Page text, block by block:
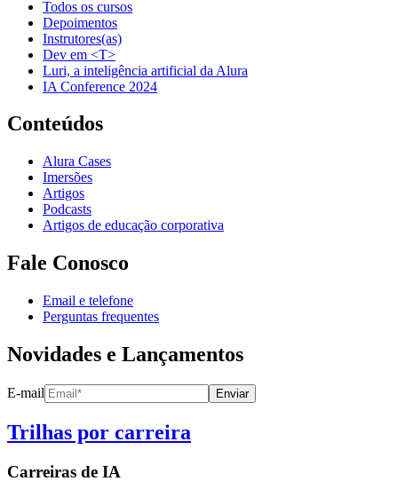
Todos os cursos
Depoimentos
Instrutores(as)
Dev em <T>
Luri, a inteligência artificial da Alura
IA Conference 2024
Conteúdos
Alura Cases
Imersões
Artigos
Podcasts
Artigos de educação corporativa
Fale Conosco
Email e telefone
Perguntas frequentes
Novidades e Lançamentos
E-mail Enviar
Trilhas por carreira
Carreiras de IA